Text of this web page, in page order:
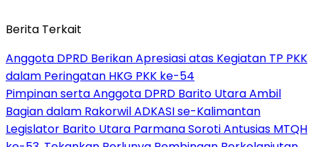
Berita Terkait
Anggota DPRD Berikan Apresiasi atas Kegiatan TP PKK
dalam Peringatan HKG PKK ke-54
Pimpinan serta Anggota DPRD Barito Utara Ambil
Bagian dalam Rakorwil ADKASI se-Kalimantan
Legislator Barito Utara Parmana Soroti Antusias MTQH